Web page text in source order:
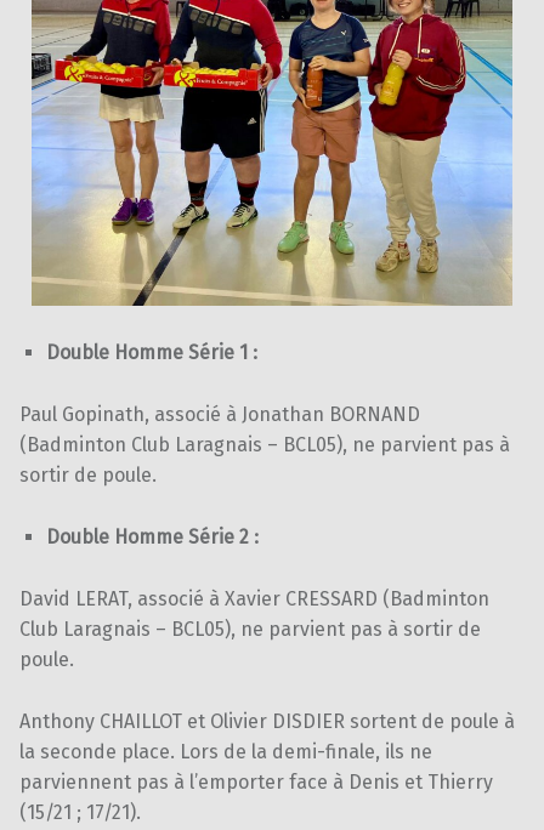
Double Homme Série 1 :
Paul Gopinath, associé à Jonathan BORNAND
(Badminton Club Laragnais – BCL05), ne parvient pas à
sortir de poule.
Double Homme Série 2 :
David LERAT, associé à Xavier CRESSARD (Badminton
Club Laragnais – BCL05), ne parvient pas à sortir de
poule.
Anthony CHAILLOT et Olivier DISDIER sortent de poule à
la seconde place. Lors de la demi-finale, ils ne
parviennent pas à l’emporter face à Denis et Thierry
(15/21 ; 17/21).